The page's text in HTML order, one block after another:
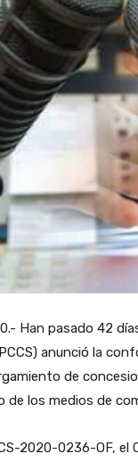
Han pasado 42
anunció la
de
los medios de
2020-0236-OF, el